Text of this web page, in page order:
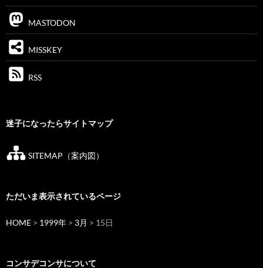
MASTODON
MISSKEY
RSS
迷子になったらサイトマップ
SITEMAP（案内図）
ただいま表示されているページ
HOME > 1999年 > 3月 > 15日
コンサデコンサについて